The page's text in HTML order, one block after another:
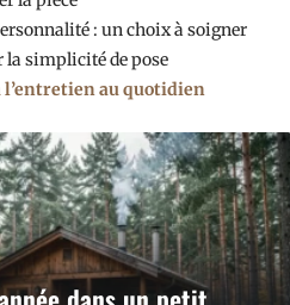
: un choix à soigner
la simplicité de pose
l’entretien au quotidien